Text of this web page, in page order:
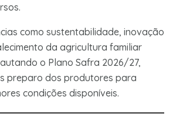
como sustentabilidade, inovação
da agricultura familiar
o Plano Safra 2026/27,
preparo dos produtores para
condições disponíveis.